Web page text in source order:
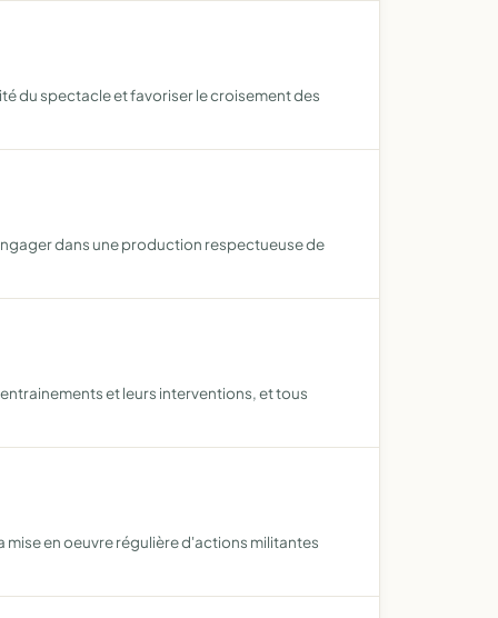
du spectacle et favoriser le croisement des
dans une production respectueuse de
et leurs interventions, et tous
en oeuvre régulière d'actions militantes